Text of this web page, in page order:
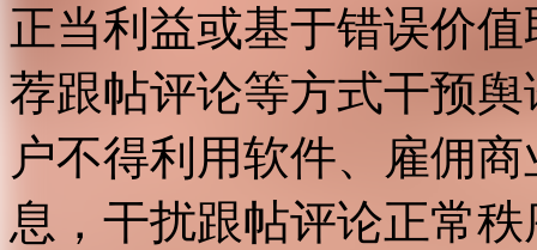
正当利益或基于错误价
荐跟帖评论等方式干预
户不得利用软件、雇佣
息，干扰跟帖评论正常